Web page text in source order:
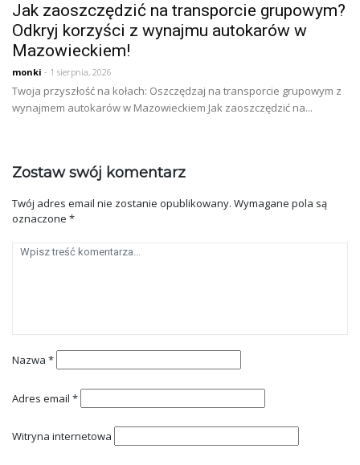
Jak zaoszczędzić na transporcie grupowym?
Odkryj korzyści z wynajmu autokarów w
Mazowieckiem!
monki - 1 sierpnia, 2026
Twoja przyszłość na kołach: Oszczędzaj na transporcie grupowym z
wynajmem autokarów w Mazowieckiem Jak zaoszczędzić na...
Zostaw swój komentarz
Twój adres email nie zostanie opublikowany. Wymagane pola są
oznaczone *
Nazwa *
Adres email *
Witryna internetowa